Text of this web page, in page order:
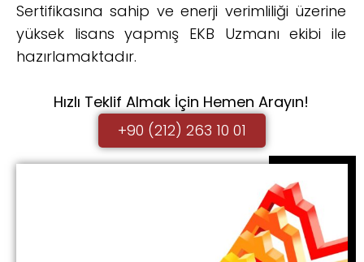
Sertifikasına sahip ve enerji verimliliği üzerine
yüksek lisans yapmış EKB Uzmanı ekibi ile
hazırlamaktadır.
Hızlı Teklif Almak İçin Hemen Arayın!
+90 (212) 263 10 01